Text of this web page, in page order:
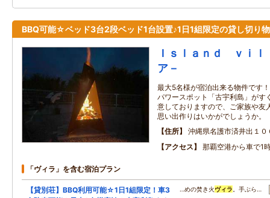
BBQ可能☆ベッド3台2段ベッド1台設置♪1日1組限定の貸し切り
Ｉｓｌａｎｄ ｖｉ
ア－
最大5名様が宿泊出来る物件です
パワースポット「古宇利島」がす
意しておりますので、ご家族や友
思い出作りはいかがでしょうか。
住所
沖縄県名護市済井出１０
アクセス
那覇空港から車で1
「ヴィラ」を含む宿泊プラン
【貸別荘】BBQ利用可能☆1日1組限定！車3
…めの焚き火ヴィラ 。手ぶら…